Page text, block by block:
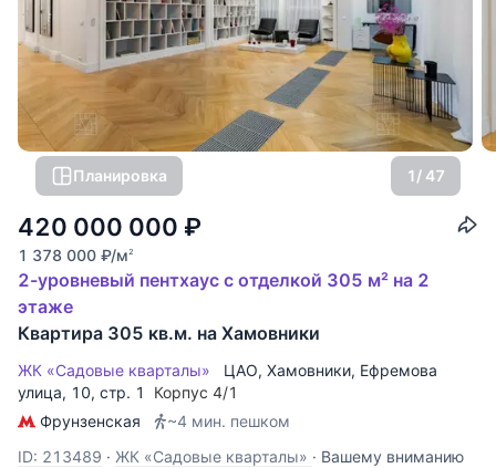
Планировка 1/ 47
420 000 000 ₽
1 378 000 ₽/м2
2-уровневый пентхаус с отделкой 305 м² на 2
этаже
Квартира 305 кв.м. на Хамовники
ЖК «Садовые кварталы» ЦАО, Хамовники, Ефремова
улица, 10, стр. 1
Корпус 4/1
Фрунзенская
~4 мин. пешком
ID: 213489 · ЖК «Садовые кварталы» · Вашему вниманию